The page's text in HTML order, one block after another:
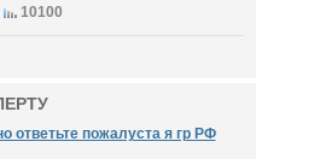
10100
ответьте пожалуста я гр РФ